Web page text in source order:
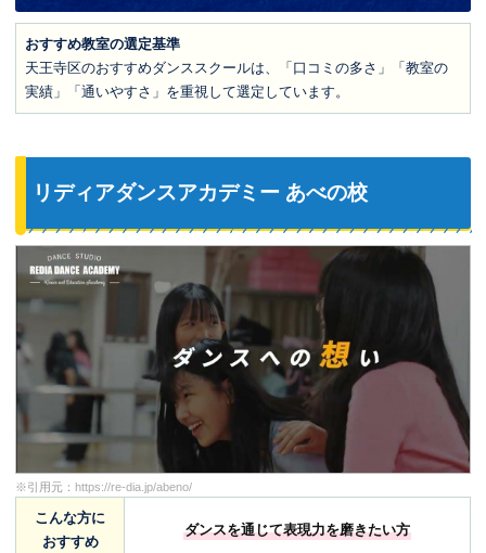
おすすめ教室の選定基準
天王寺区のおすすめダンススクールは、「口コミの多さ」「教室の
実績」「通いやすさ」を重視して選定しています。
リディアダンスアカデミー あべの校
※引用元： https://re-dia.jp/abeno/
こんな方に
おすすめ
ダンスを通じて表現力を磨きたい方